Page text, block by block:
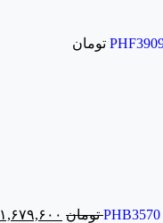
تومان
تومان ۱,۶۷۹,۶۰۰